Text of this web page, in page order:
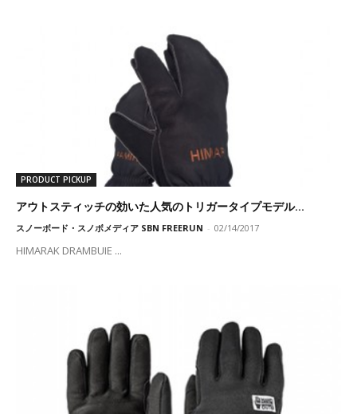
PRODUCT PICKUP
アウトスティッチの効いた人気のトリガータイプモデル...
スノーボード・スノボメディア SBN FREERUN - 02/14/2017
HIMARAK DRAMBUIE ...